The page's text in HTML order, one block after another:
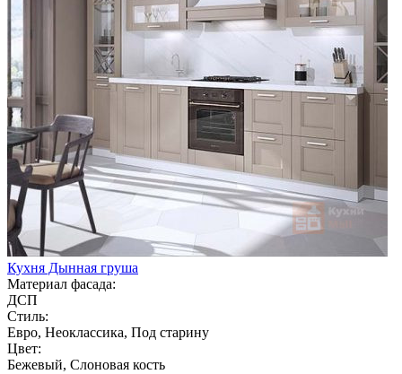
Кухня Дынная груша
Материал фасада:
ДСП
Стиль:
Евро, Неоклассика, Под старину
Цвет:
Бежевый, Слоновая кость